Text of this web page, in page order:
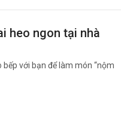
heo ngon tại nhà
bếp với bạn để làm món “nộm